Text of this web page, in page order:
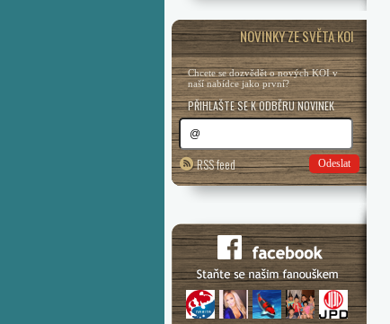
NOVINKY ZE SVĚTA KOI
Chcete se dozvědět o nových KOI v
naší nabídce jako první?
PŘIHLAŠTE SE K ODBĚRU NOVINEK
RSS feed Odeslat